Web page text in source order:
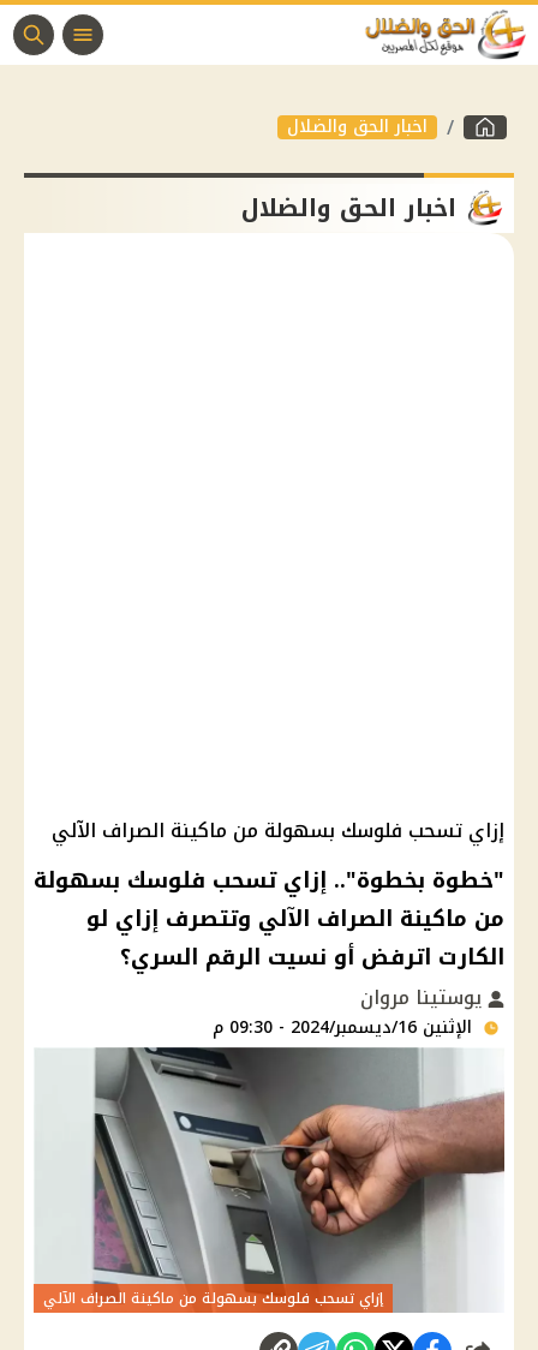
اخبار الحق والضلال
اخبار الحق والضلال
إزاي تسحب فلوسك بسهولة من ماكينة الصراف الآلي
"خطوة بخطوة".. إزاي تسحب فلوسك بسهولة
من ماكينة الصراف الآلي وتتصرف إزاي لو
الكارت اترفض أو نسيت الرقم السري؟
يوستينا مروان
الإثنين 16/ديسمبر/2024 - 09:30 م
إزاي تسحب فلوسك بسهولة من ماكينة الصراف الآلي